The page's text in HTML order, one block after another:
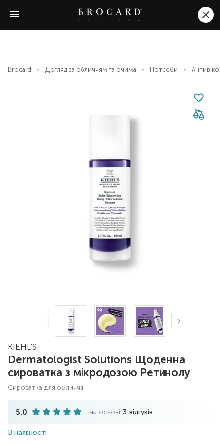
Brocard Догляд за обличчям та очима Потреби
KIEHL'S
Dermatologist Solutions Щоденна
сироватка з мікродозою Ретинолу
сироватка для обличчя
5.0 на основі 3 відгуків
В наявності